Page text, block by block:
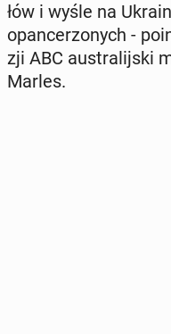
łów i wyśle na
opan­ce­rzo­nych -
zji ABC au­stra­lij­ski
Marles.